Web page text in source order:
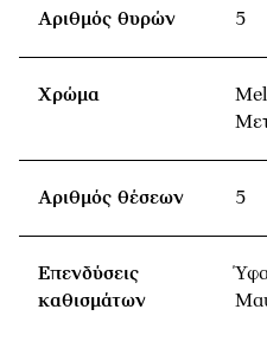
Αριθμός θυρών 5
Χρώμα
Αριθμός θέσεων 5
Επενδύσεις
καθισμάτων